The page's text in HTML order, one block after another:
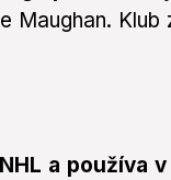
Maughan.
a používa